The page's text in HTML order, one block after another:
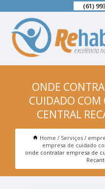
(61)
ONDE
CUIDADO COM
CENTRAL
Home Serviços
empresa de cuidado
onde contratar empresa de